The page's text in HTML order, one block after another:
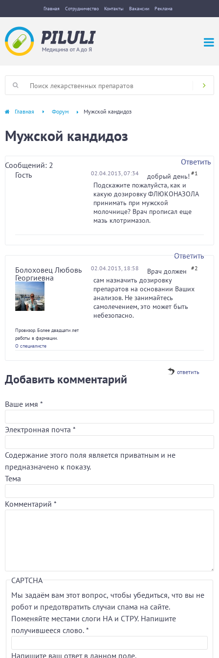
Главная Сотрудничество Контакты Вакансии Реклама
Главная Форум Мужской кандидоз
Мужской кандидоз
Сообщений: 2
Ответить
Гость
02.04.2013, 07:34 #1
добрый день!
Подскажите пожалуйста, как и
какую дозировку ФЛЮКОНАЗОЛА
принимать при мужской
молочнице? Врач прописал еще
мазь клотримазол.
Ответить
Болоховец Любовь
Георгиевна
Провизор. Более двадцати лет
работы в фармации.
О специалисте
02.04.2013, 18:58 #2
Врач должен
сам назначить дозировку
препаратов на основании Ваших
анализов. Не занимайтесь
самолечением, это может быть
небезопасно.
ответить
Добавить комментарий
Ваше имя *
Электронная почта *
Содержание этого поля является приватным и не
предназначено к показу.
Тема
Комментарий *
CAPTCHA
Мы задаём вам этот вопрос, чтобы убедиться, что вы не
робот и предотвратить случаи спама на сайте.
Поменяйте местами слоги НА и СТРУ. Напишите
получившееся слово. *
Напишите ваш ответ в данном поле.